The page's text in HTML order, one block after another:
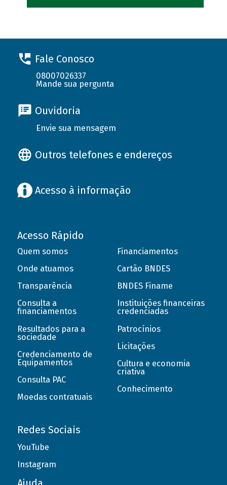
Fale Conosco
08007026337
Mande sua pergunta
Ouvidoria
Envie sua mensagem
Outros telefones e endereços
Acesso à informação
Acesso Rápido
Quem somos
Onde atuamos
Transparência
Consulta a
financiamentos
Resultados para a
sociedade
Credenciamento de
Equipamentos
Consulta PAC
Moedas contratuais
Financiamentos
Cartão BNDES
BNDES Finame
Instituições financeiras
credenciadas
Patrocínios
Licitações
Cultura e economia
criativa
Conhecimento
Redes Sociais
YouTube
Instagram